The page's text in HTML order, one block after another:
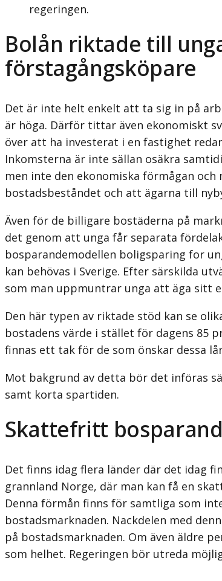
regeringen.
Bolån riktade till
förstagångsköpare
Det är inte helt enkelt att ta sig in på
är höga. Därför tittar även ekonomiskt
över att ha investerat i en fastighet
Inkomsterna är inte sällan osäkra
men inte den ekonomiska förmågan
bostadsbeståndet och att ägarna till
Även för de billigare bostäderna på
det genom att unga får separata
bosparandemodellen boligsparing for
kan behövas i Sverige. Efter särskilda
som man uppmuntrar unga att äga sitt
Den här typen av riktade stöd kan se
bostadens värde i stället för dagens 85
finnas ett tak för de som önskar dessa
Mot bakgrund av detta bör det införas
samt korta spartiden.
Skattefritt
Det finns idag flera länder där det idag
grannland Norge, där man kan få en
Denna förmån finns för samtliga som
bostadsmarknaden. Nackdelen med
på bostads­marknaden. Om även äldre
som helhet. Regeringen bör utreda